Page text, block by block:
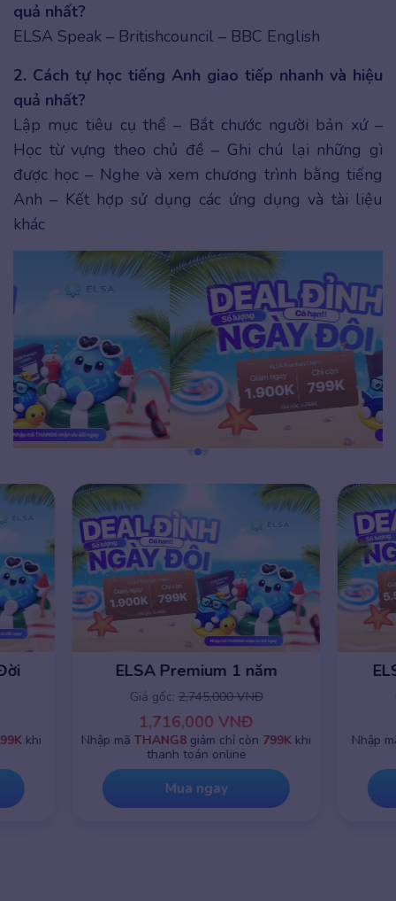
quả nhất?
ELSA Speak – Britishcouncil – BBC English
2. Cách tự học tiếng Anh giao tiếp nhanh và hiệu
quả nhất?
Lập mục tiêu cụ thể – Bắt chước người bản xứ –
Học từ vựng theo chủ đề – Ghi chú lại những gì
được học – Nghe và xem chương trình bằng tiếng
Anh – Kết hợp sử dụng các ứng dụng và tài liệu
khác
ELSA Premium 1 năm
2,745,000 VNĐ
1,716,000 VNĐ
Nhập mã THANG8 giảm chỉ còn 799K khi
thanh toán online
Mua ngay
ELSA
Nhập mã THANG8
Mua